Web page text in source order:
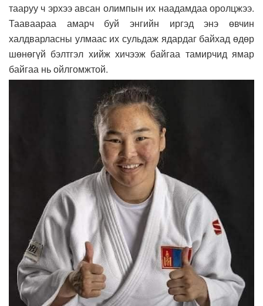
тааруу ч эрхээ авсан олимпын их наадамдаа оролцжээ.
Тааваараа амарч буй энгийн иргэд энэ өвчин
халдварласны улмаас их сульдаж ядардаг байхад өдөр
шөнөгүй бэлтгэл хийж хичээж байгаа тамирчид ямар
байгаа нь ойлгомжтой.